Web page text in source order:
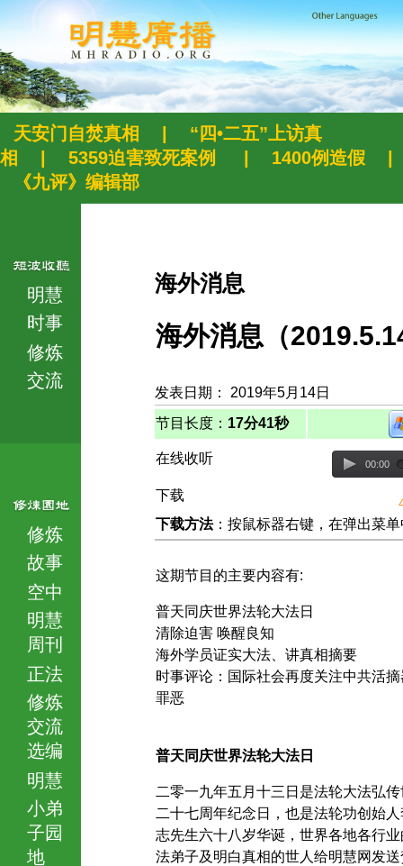
天安门自焚真相
“四•二五”上访真
相
5359迫害致死案例 1400例造假
《九评》编辑部
明慧
时事
修炼
交流
修炼
故事
空中
明慧
周刊
正法
修炼
交流
选编
明慧
小弟
子园
地
海外消息
海外消息（
发表日期： 2019年5月14日
节目长度： 17分41秒
在线收听 00:00
下载
下载方法：按鼠标器右键，在弹出菜
这期节目的主要内容有:
普天同庆世界法轮大法日
清除迫害 唤醒良知
海外学员证实大法、讲真相摘要
时事评论：国际社会再度关注中共活摘
罪恶
普天同庆世界法轮大法日
二零一九年五月十三日是法轮大法弘
二十七周年纪念日，也是法轮功创始
志先生六十八岁华诞，世界各地各行业
法弟子及明白真相的世人给明慧网发送